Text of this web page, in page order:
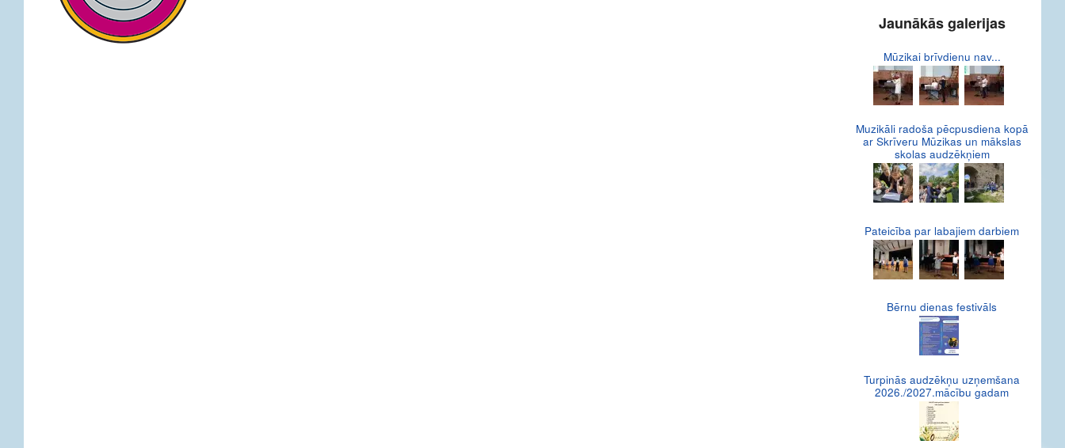
Jaunākās galerijas
Mūzikai brīvdienu nav...
Muzikāli radoša pēcpusdiena kopā
ar Skrīveru Mūzikas un mākslas
skolas audzēkņiem
Pateicība par labajiem darbiem
Bērnu dienas festivāls
Turpinās audzēkņu uzņemšana
2026./2027.mācību gadam